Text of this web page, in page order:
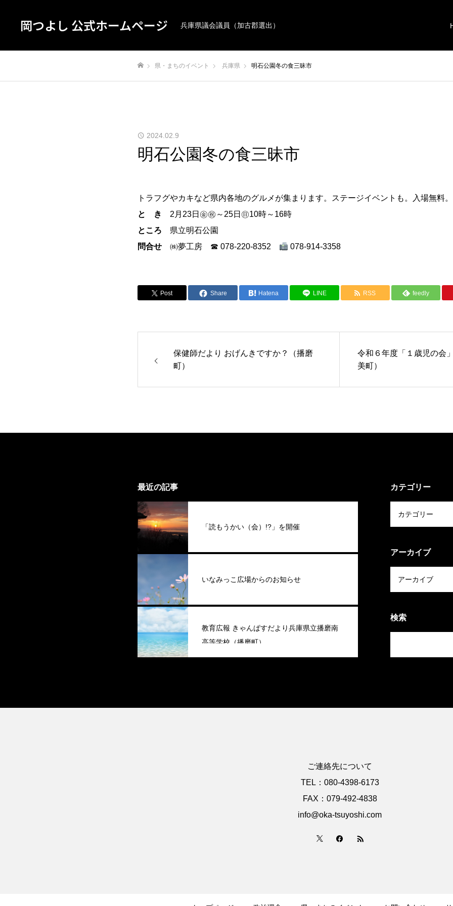
岡つよし 公式ホームページ 兵庫県議会議員（加古郡選出）
県・まちのイベント 兵庫県 明石公園冬の食三昧市
2024.02.9
明石公園冬の食三昧市
トラフグやカキなど県内各地のグルメが集まります。ステージイベントも。入場無料。
と き
2月23日㊎㊗～25日㊐10時～16時
ところ 県立明石公園
問合せ ㈱夢工房 ☎ 078-220-8352 078-914-3358
Post Share Hatena LINE RSS feedly
保健師だより おげんきですか？（播磨
町）
令和６年度「１歳児の会
美町）
最近の記事
「読もうかい（会）!?」を開催
いなみっこ広場からのお知らせ
教育広報 きゃんぱすだより兵庫県立播磨南
高等学校（播磨町）
カテゴリー
アーカイブ
検索
ご連絡先について
TEL：080-4398-6173
FAX：079-492-4838
info@oka-tsuyoshi.com